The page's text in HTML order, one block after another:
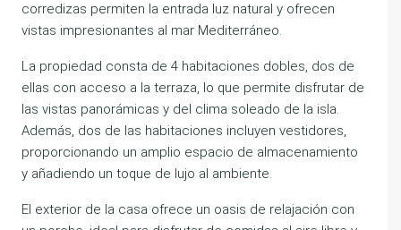
corredizas permiten la entrada luz natural y ofrecen
vistas impresionantes al mar Mediterráneo.
La propiedad consta de 4 habitaciones dobles, dos de
ellas con acceso a la terraza, lo que permite disfrutar de
las vistas panorámicas y del clima soleado de la isla.
Además, dos de las habitaciones incluyen vestidores,
proporcionando un amplio espacio de almacenamiento
y añadiendo un toque de lujo al ambiente.
El exterior de la casa ofrece un oasis de relajación con